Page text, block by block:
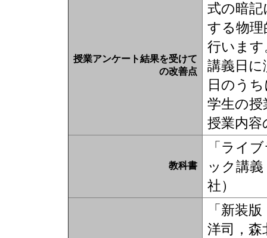
授業アンケート結果を受けて
の改善点
式の暗
する物
行います
講義日
日のう
学生の
授業内容
教科書
「ライ
ック講
社）
「新装
洋司，森